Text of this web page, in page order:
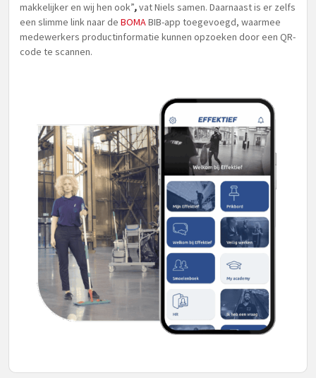
makkelijker en wij hen ook”,vat Niels samen. Daarnaast is er zelfs
een slimme link naar de BOMABIB-app toegevoegd, waarmee
medewerkers productinformatie kunnen opzoeken door een QR-
code te scannen.